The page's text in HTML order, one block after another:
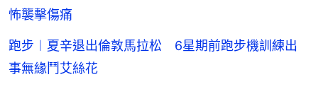
怖襲擊傷痛
跑步︱夏辛退出倫敦馬拉松 6星期前跑步機訓練出
事無緣鬥艾絲花